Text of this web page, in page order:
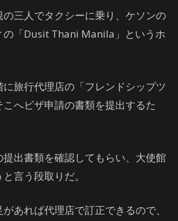
三人でタクシーに乗り、ケソンの
の「Dusit Thani Manila」というホ
旅行代理店の「フレンドシップツ
へビザ申請の書類を提出するた
出書類を確認してもらい、大使館
言う段取りだ。
あれば代理店で訂正できるので、